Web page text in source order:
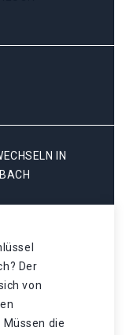
IN E
Der
von
die